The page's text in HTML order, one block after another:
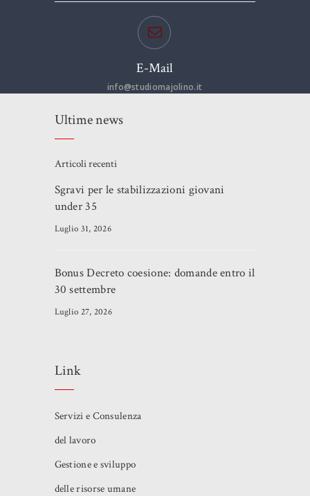
E-Mail
info@studiomajolino.it
Ultime news
Articoli recenti
Sgravi per le stabilizzazioni giovani
under 35
Luglio 31, 2026
Bonus Decreto coesione: domande entro il
30 settembre
Luglio 27, 2026
Link
Servizi e Consulenza
del lavoro
Gestione e sviluppo
delle risorse umane